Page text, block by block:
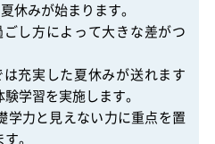
休みが始まります。
し方によって大きな差がつ
充実した夏休みが送れます
学習を実施します。
学力と見えない力に重点を置
。